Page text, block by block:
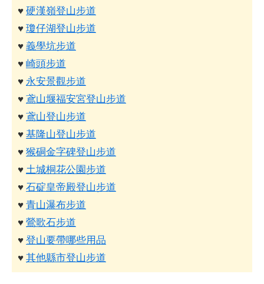
♥硬漢嶺登山步道
♥瓊仔湖登山步道
♥義學坑步道
♥崎頭步道
♥ 永安景觀步道
♥鳶山堰福安宮登山步道
♥鳶山登山步道
♥基隆山登山步道
♥猴硐金字碑登山步道
♥土城桐花公園步道
♥石碇皇帝殿登山步道
♥青山瀑布步道
♥鶯歌石步道
♥登山要帶哪些用品
♥其他縣市登山步道